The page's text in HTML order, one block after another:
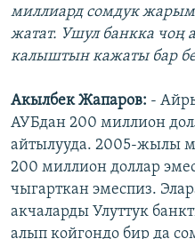
миллиард сомдук
жатат. Ушул банкка чоң
калыштын кажаты бар
Акылбек Жапаров: -
АУБдан 200 миллион
айтылууда. 2005-жылы
200 миллион доллар
чыгарткан эмеспиз.
акчаларды Улуттук
алып койгондо бир да